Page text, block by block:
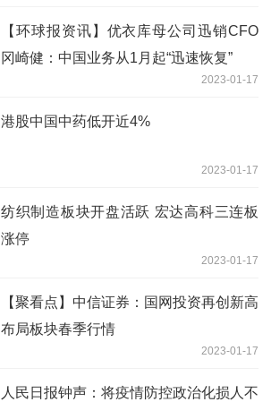
【环球报资讯】优衣库母公司迅销CFO
冈崎健：中国业务从1月起“迅速恢复”
2023-01-17
港股中国中药低开近4%
2023-01-17
纺织制造板块开盘活跃 宏达高科三连板
涨停
2023-01-17
【聚看点】中信证券：国网投资再创新高
布局板块春季行情
2023-01-17
人民日报钟声：将疫情防控政治化损人不